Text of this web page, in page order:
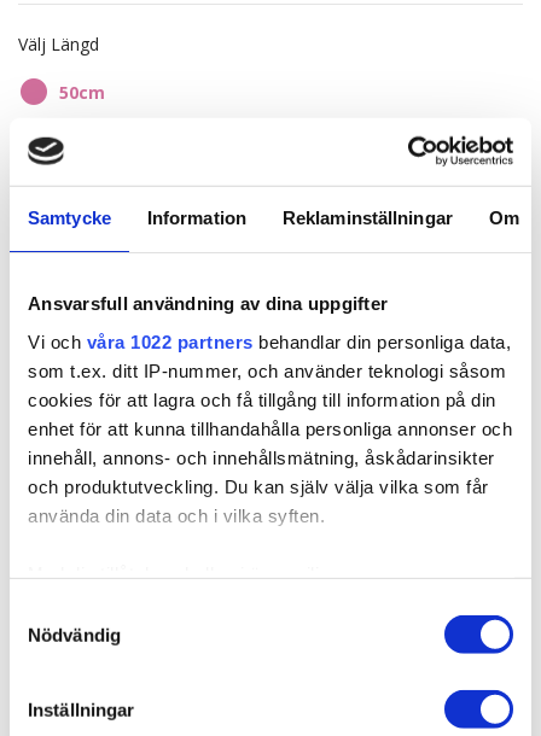
Samtycke Information Reklaminställningar Om
Ansvarsfull användning av dina uppgifter
Vi och våra 1022 partners behandlar din personliga data,
som t.ex. ditt IP-nummer, och använder teknologi såsom
cookies för att lagra och få tillgång till information på din
enhet för att kunna tillhandahålla personliga annonser och
innehåll, annons- och innehållsmätning, åskådarinsikter
och produktutveckling. Du kan själv välja vilka som får
använda din data och i vilka syften.
kan ha en noggrannhet på upp till flera meter
Ta reda på mer om hur dina personliga uppgifter
Nödvändig
Inställningar
12NA Platinum
Ashblonde Mix
10BS/12AS Dirty
7BN/10B Balayage 8A/10NV Ash Mix
Balayage
Välj Längd
50cm
295,00 kr
235,00 kr
Finns i lager
LÄGG I VARUKORGEN